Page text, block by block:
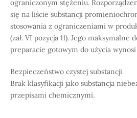
ograniczonym stężeniu.
się na liście substancji
stosowania z ograniczeniami w
(zał. VI pozycja 11). Jego maksymalne
preparacie gotowym do użycia wynosi
Bezpieczeństwo czystej substancji
Brak klasyfikacji jako substancja
przepisami chemicznymi.